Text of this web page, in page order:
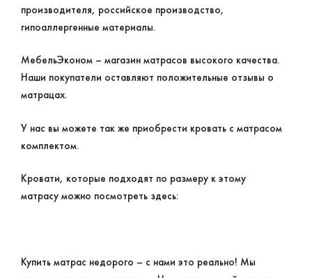
производителя, российское производство,
гипоаллергенные материалы.
МебельЭконом – магазин матрасов высокого качества.
Наши покупатели оставляют положительные отзывы о
матрацах.
У нас вы можете так же приобрести кровать с матрасом
комплектом.
Кровати, которые подходят по размеру к этому
матрасу можно посмотреть здесь:
Купить матрас недорого – с нами это реально! Мы